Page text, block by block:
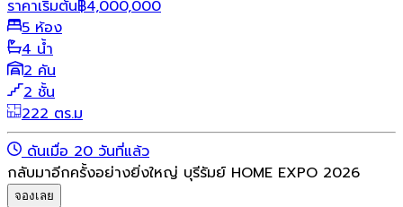
ราคาเริ่มต้น฿4,000,000
5 ห้อง
4 น้ำ
2 คัน
2 ชั้น
222 ตร.ม
ดันเมื่อ 20 วันที่แล้ว
กลับมาอีกครั้งอย่างยิ่งใหญ่ บุรีรัมย์ HOME EXPO 2026
จองเลย